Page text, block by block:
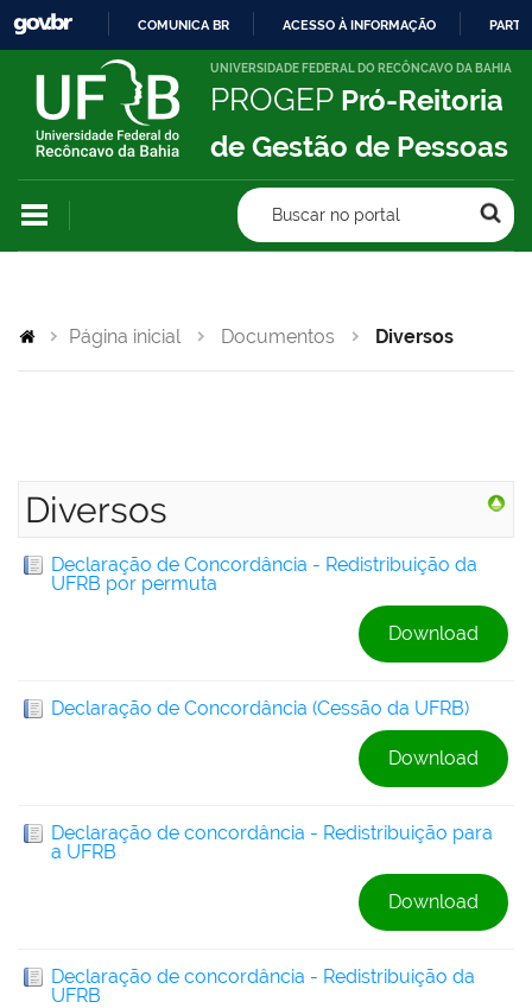
IR
PARA
CONTEÚDO
COMUNICA BR ACESSO À INFORMAÇÃO
UNIVERSIDADE FEDERAL DO RECÔNCAVO DA BAHIA
PROGEP Pró-Reitoria
de Gestão de Pessoas
Buscar no portal
Página inicial Documentos Diversos
Diversos
Declaração de Concordância - Redistribuição da
UFRB por permuta
Download
Declaração de Concordância (Cessão da UFRB)
Download
Declaração de concordância - Redistribuição para
a UFRB
Download
Declaração de concordância - Redistribuição da
UFRB